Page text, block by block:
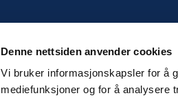
Denne nettsiden anvender cookies
Vi bruker informasjonskapsler for å
mediefunksjoner og for å analysere